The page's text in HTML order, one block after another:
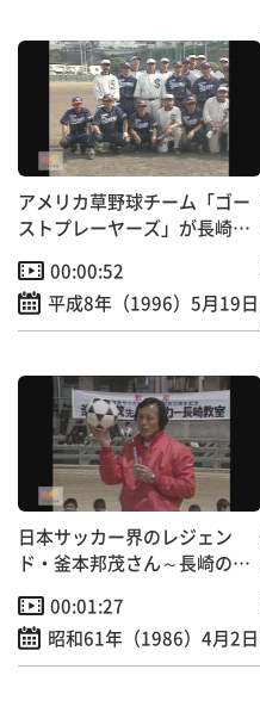
アメリカ草野球チーム「ゴー
ストプレーヤーズ」が長崎に
00:00:52
平成8年（1996）5月19日
日本サッカー界のレジェン
ド・釜本邦茂さん～長崎の子
00:01:27
昭和61年（1986）4月2日